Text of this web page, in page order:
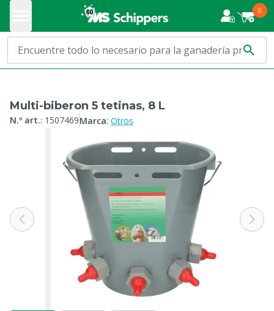
0
Multi-biberon 5 tetinas, 8 L
N.º art.: 1507469Marca: Otros